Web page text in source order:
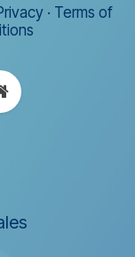
· Terms of